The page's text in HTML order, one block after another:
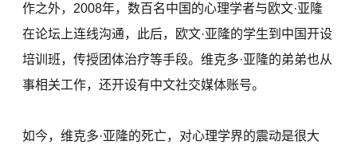
作之外，2008年，数百名中国的心理学者与欧文·亚隆
在论坛上连线沟通，此后，欧文·亚隆的学生到中国开设
培训班，传授团体治疗等手段。维克多·亚隆的弟弟也从
事相关工作，还开设有中文社交媒体账号。
如今，维克多·亚隆的死亡，对心理学界的震动是很大